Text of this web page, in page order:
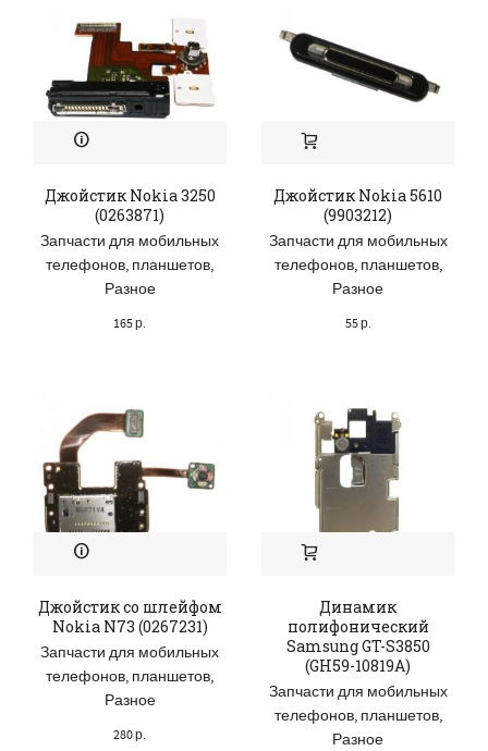
Джойстик Nokia 3250
(0263871)
Запчасти для мобильных
телефонов, планшетов,
Разное
165р.
Джойстик Nokia 5610
(9903212)
Запчасти для мобильных
телефонов, планшетов,
Разное
55р.
Джойстик со шлейфом
Nokia N73 (0267231)
Запчасти для мобильных
телефонов, планшетов,
Разное
280р.
Динамик
полифонический
Samsung GT-S3850
(GH59-10819A)
Запчасти для мобильных
телефонов, планшетов,
Разное